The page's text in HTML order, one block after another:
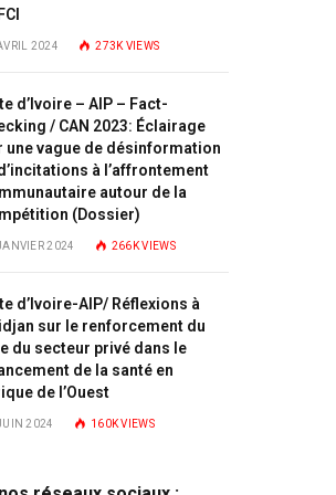
2024 273K VIEWS
d’Ivoire – AIP – Fact-
/ CAN 2023: Éclairage
une vague de désinformation
à l’affrontement
autour de la
(Dossier)
2024 266KVIEWS
d’Ivoire-AIP/ Réflexions à
sur le renforcement du
du secteur privé dans le
de la santé en
de l’Ouest
2024 160KVIEWS